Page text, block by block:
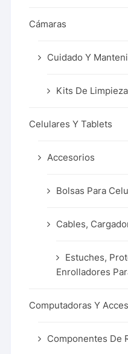
Cámaras
Cuidado Y
Kits De Limpieza
Celulares Y Tablets
Accesorios
Bolsas Para
Cables,
Estuches,
Enrolladores
Computadoras Y
Componentes De